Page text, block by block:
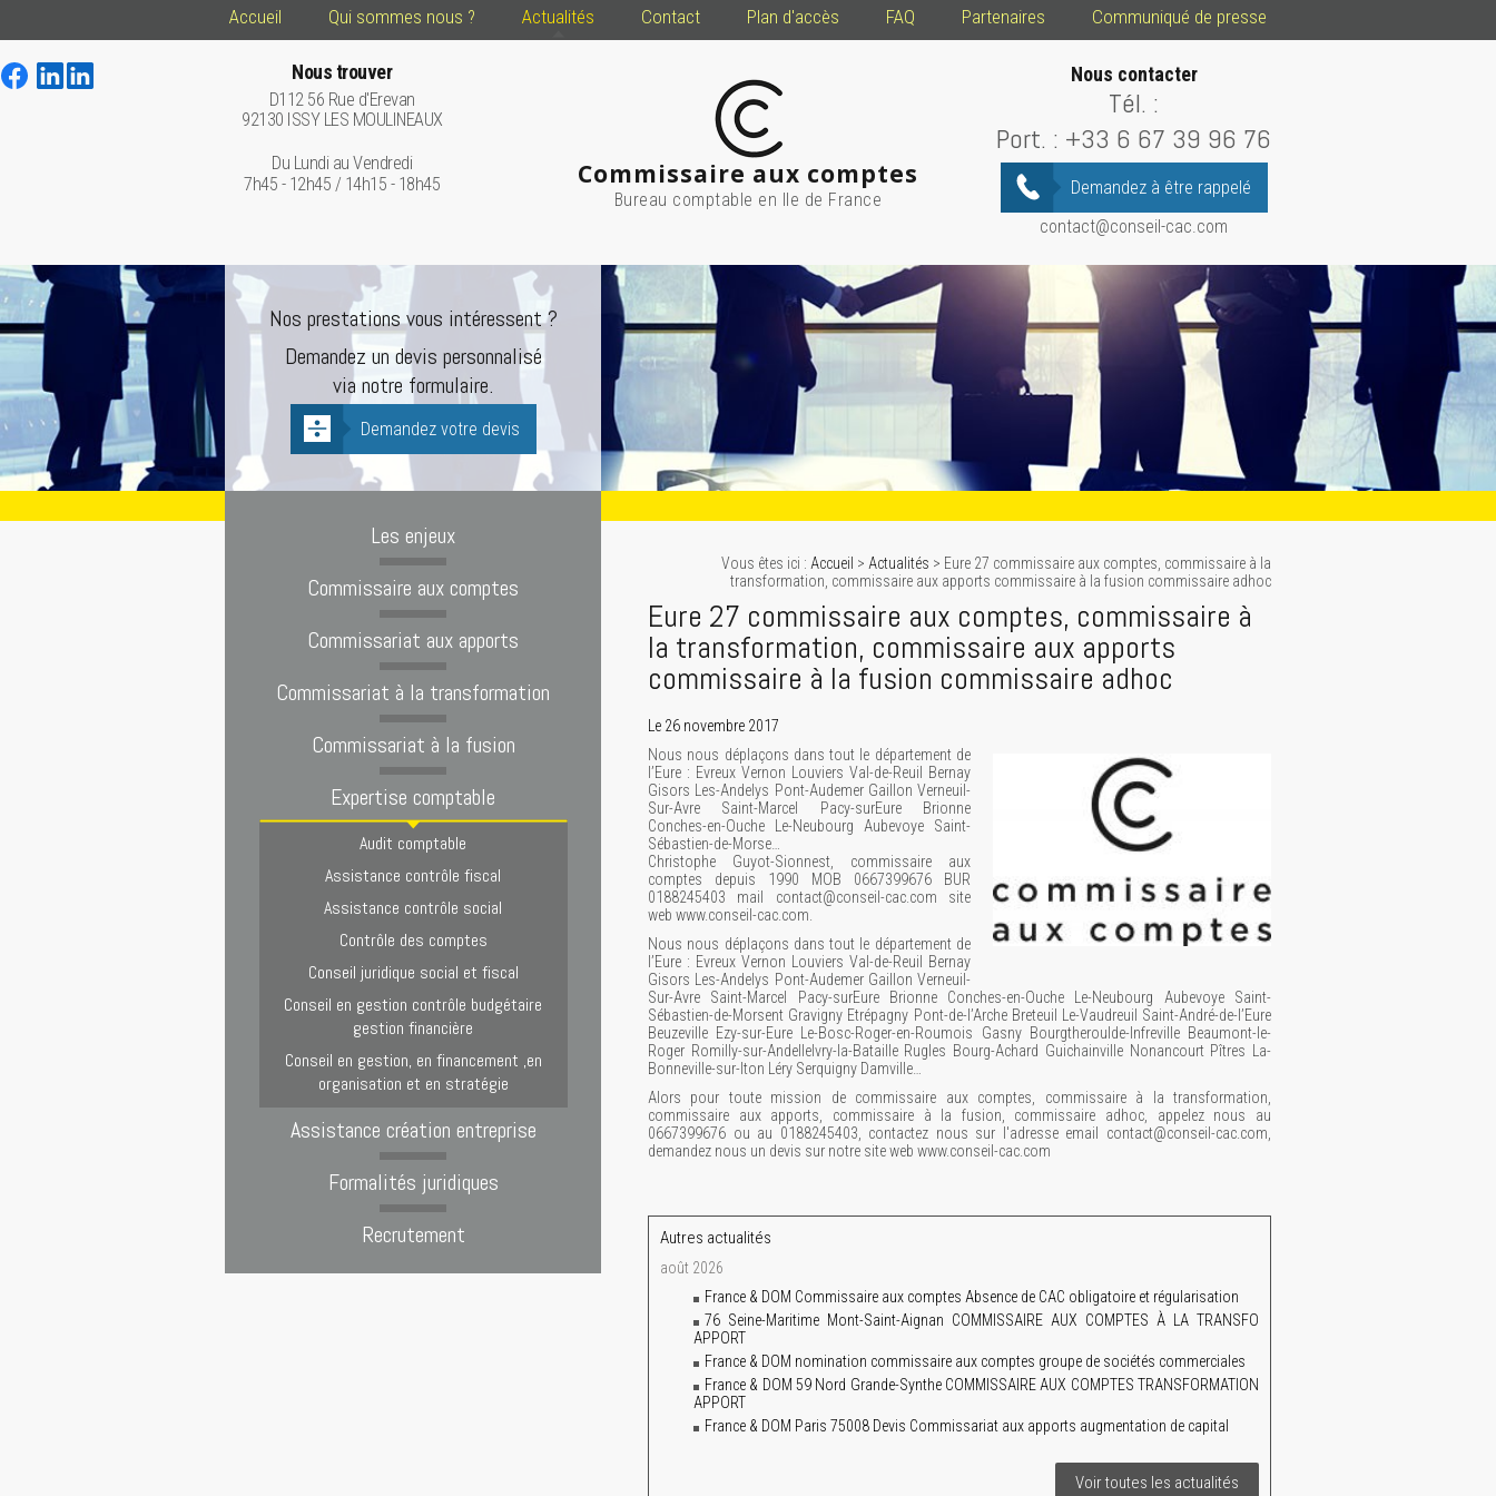
Accueil Qui sommes nous ? Actualités Contact Plan d'accès FAQ Partenaires Communiqué de presse
Commissaire aux comptes
Bureau comptable en Ile de France
Nous trouver
D112 56 Rue d'Erevan
92130 ISSY LES MOULINEAUX
Du Lundi au Vendredi
7h45 - 12h45 / 14h15 - 18h45
Nous contacter
Tél. :
Port. : +33 6 67 39 96 76
Demandez à être rappelé
contact@conseil-cac.com
Nos prestations vous intéressent ?
Demandez un devis personnalisé
via notre formulaire.
Demandez votre devis
Vous êtes ici : Accueil > Actualités > Eure 27 commissaire aux comptes, commissaire à la
transformation, commissaire aux apports commissaire à la fusion commissaire adhoc
Eure 27 commissaire aux comptes, commissaire à
la transformation, commissaire aux apports
commissaire à la fusion commissaire adhoc
Le 26 novembre 2017
Nous nous déplaçons dans tout le département de
l’Eure : Evreux Vernon Louviers Val-de-Reuil Bernay
Gisors Les-Andelys Pont-Audemer Gaillon Verneuil-
Sur-Avre Saint-Marcel Pacy-surEure Brionne
Conches-en-Ouche Le-Neubourg Aubevoye Saint-
Sébastien-de-Morse…
Christophe Guyot-Sionnest, commissaire aux
comptes depuis 1990 MOB 0667399676 BUR
0188245403 mail contact@conseil-cac.com site
web www.conseil-cac.com.
Nous nous déplaçons dans tout le département de
l’Eure : Evreux Vernon Louviers Val-de-Reuil Bernay
Gisors Les-Andelys Pont-Audemer Gaillon Verneuil-
Sur-Avre Saint-Marcel Pacy-surEure Brionne Conches-en-Ouche Le-Neubourg Aubevoye Saint-
Sébastien-de-Morsent Gravigny Etrépagny Pont-de-l’Arche Breteuil Le-Vaudreuil Saint-André-de-l’Eure
Beuzeville Ezy-sur-Eure Le-Bosc-Roger-en-Roumois Gasny Bourgtheroulde-Infreville Beaumont-le-
Roger Romilly-sur-AndelleIvry-la-Bataille Rugles Bourg-Achard Guichainville Nonancourt Pîtres La-
Bonneville-sur-Iton Léry Serquigny Damville…
Alors pour toute mission de commissaire aux comptes, commissaire à la transformation,
commissaire aux apports, commissaire à la fusion, commissaire adhoc, appelez nous au
0667399676 ou au 0188245403, contactez nous sur l'adresse email contact@conseil-cac.com,
demandez nous un devis sur notre site web www.conseil-cac.com
Autres actualités
août 2026
France & DOM Commissaire aux comptes Absence de CAC obligatoire et régularisation
76 Seine-Maritime Mont-Saint-Aignan COMMISSAIRE AUX COMPTES À LA TRANSFO
APPORT
France & DOM nomination commissaire aux comptes groupe de sociétés commerciales
France & DOM 59 Nord Grande-Synthe COMMISSAIRE AUX COMPTES TRANSFORMATION
APPORT
France & DOM Paris 75008 Devis Commissariat aux apports augmentation de capital
Voir toutes les actualités
Les enjeux
Commissaire aux comptes
Commissariat aux apports
Commissariat à la transformation
Commissariat à la fusion
Expertise comptable
Audit comptable
Assistance contrôle fiscal
Assistance contrôle social
Contrôle des comptes
Conseil juridique social et fiscal
Conseil en gestion contrôle budgétaire
gestion financière
Conseil en gestion, en financement ,en
organisation et en stratégie
Assistance création entreprise
Formalités juridiques
Recrutement